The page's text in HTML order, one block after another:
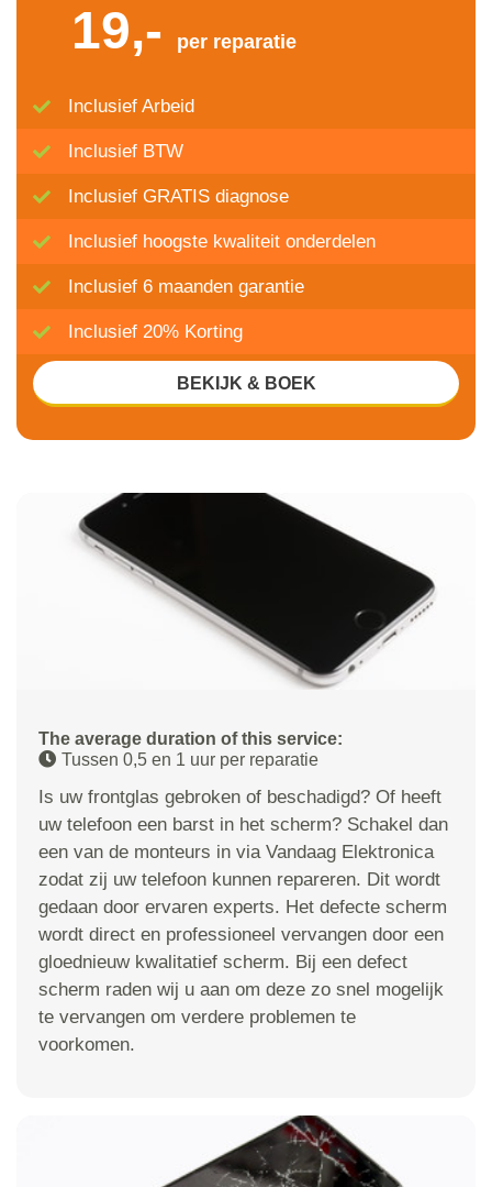
The average duration of this service:
Tussen 0,5 en 1 uur per reparatie
Is uw frontglas gebroken of beschadigd? Of heeft
uw telefoon een barst in het scherm? Schakel dan
een van de monteurs in via Vandaag Elektronica
zodat zij uw telefoon kunnen repareren. Dit wordt
gedaan door ervaren experts. Het defecte scherm
wordt direct en professioneel vervangen door een
gloednieuw kwalitatief scherm. Bij een defect
scherm raden wij u aan om deze zo snel mogelijk
te vervangen om verdere problemen te
voorkomen.
19,- per reparatie
Inclusief Arbeid
Inclusief BTW
Inclusief GRATIS diagnose
Inclusief hoogste kwaliteit onderdelen
Inclusief 6 maanden garantie
Inclusief 20% Korting
BEKIJK & BOEK